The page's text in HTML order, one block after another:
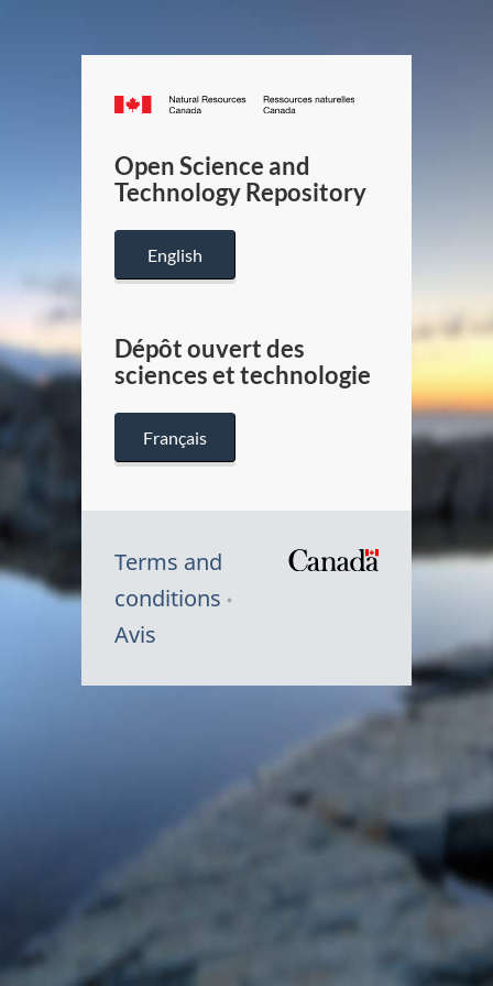
Canada.ca
/
Canada
Open Science and
Technology Repository
English
Dépôt ouvert des
sciences et technologie
Français
Terms and
conditions
Avis
du